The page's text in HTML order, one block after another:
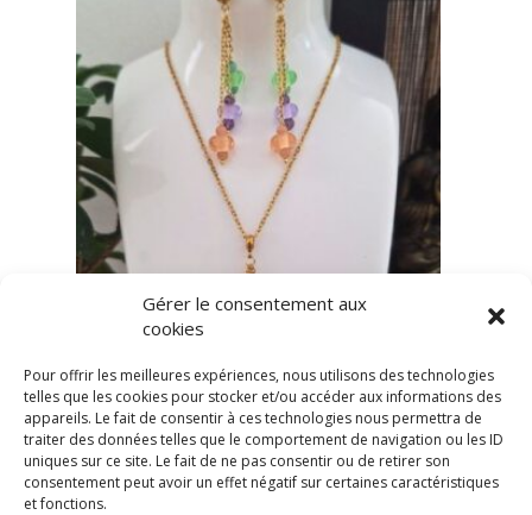
Gérer le consentement aux
cookies
Pour offrir les meilleures expériences, nous utilisons des technologies
telles que les cookies pour stocker et/ou accéder aux informations des
appareils. Le fait de consentir à ces technologies nous permettra de
traiter des données telles que le comportement de navigation ou les ID
uniques sur ce site. Le fait de ne pas consentir ou de retirer son
consentement peut avoir un effet négatif sur certaines caractéristiques
et fonctions.